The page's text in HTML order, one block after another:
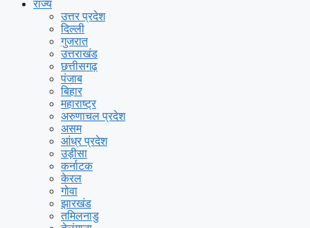
राज्य
उत्तर प्रदेश
दिल्ली
गुजरात
उत्तराखंड
छत्तीसगढ़
पंजाब
बिहार
महाराष्ट्र
अरुणाचल प्रदेश
असम
आंध्र प्रदेश
उड़ीसा
कर्नाटक
केरल
गोवा
झारखंड
तमिलनाडु